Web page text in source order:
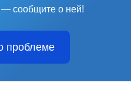
— сообщите о ней!
проблеме